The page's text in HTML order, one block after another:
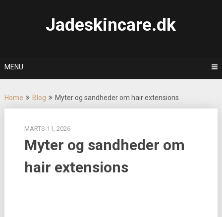
Jadeskincare.dk
MENU
Home Blog Myter og sandheder om hair extensions
MARTS 11, 2026
Myter og sandheder om
hair extensions